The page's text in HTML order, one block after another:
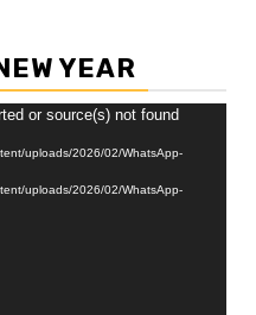
YEAR
or source(s) not found
uploads/2026/02/WhatsApp-
uploads/2026/02/WhatsApp-